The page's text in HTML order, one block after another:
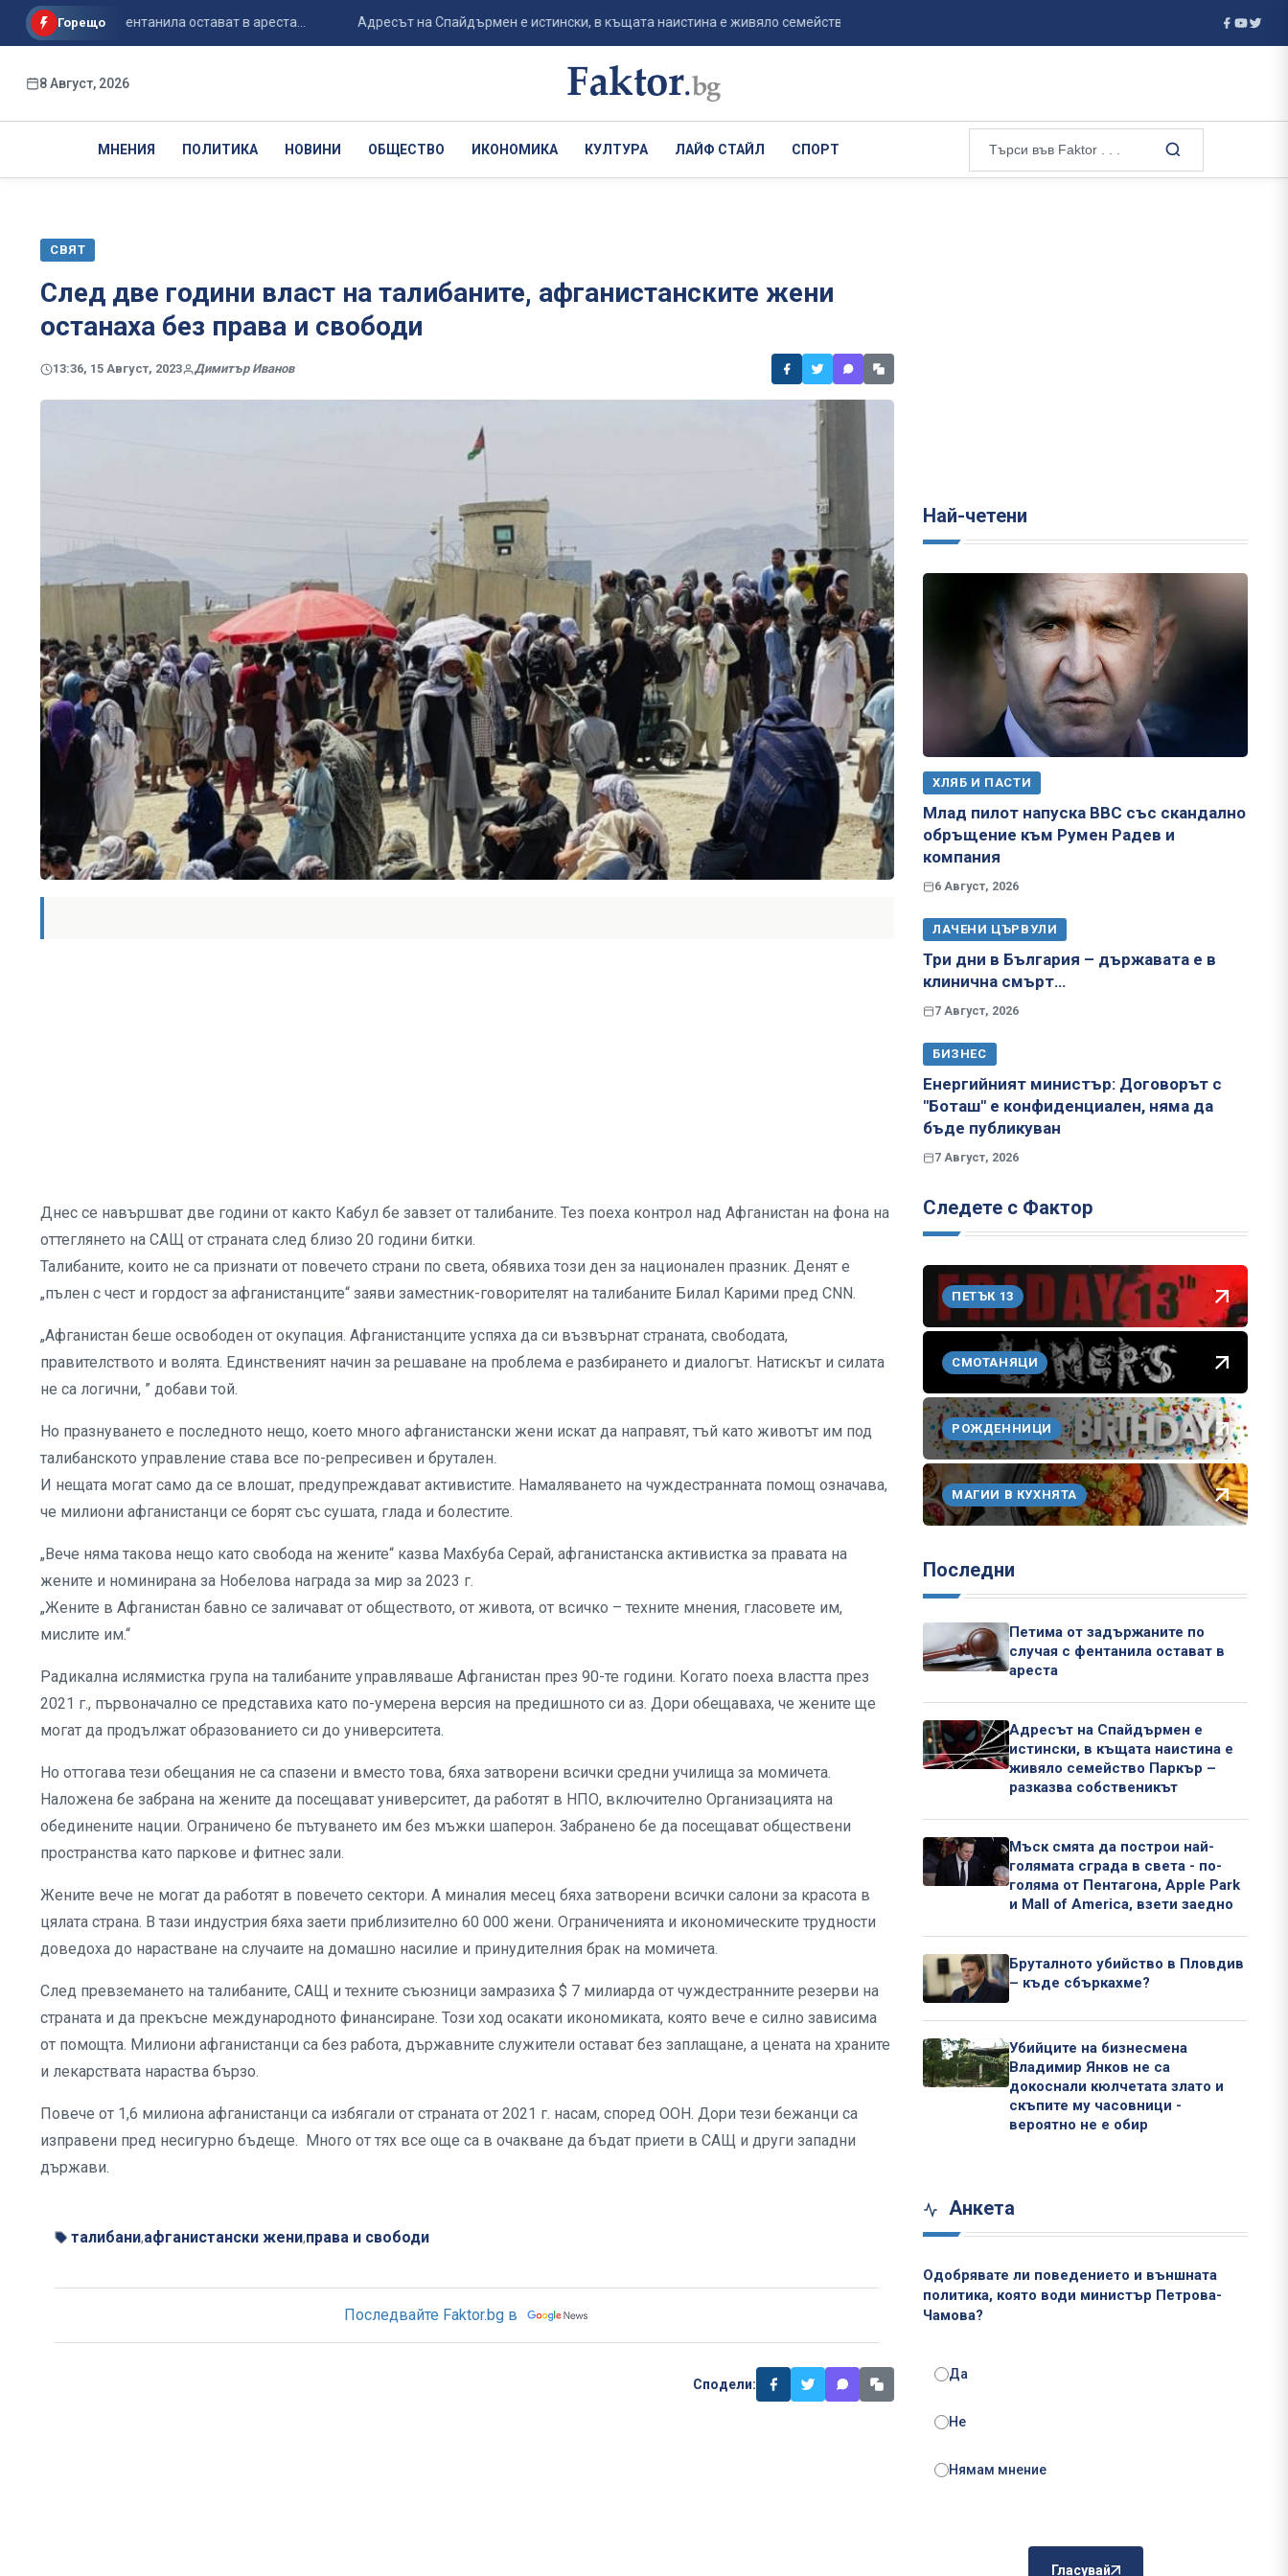
Горещо
случая с фентанила остават в ареста... Адресът на Спайдърмен е истински, в къщата наистина е живяло семейство Паркър – ... Мъск смята да построи най-голямата сграда в света -
8 Август, 2026
МНЕНИЯ ПОЛИТИКА НОВИНИ ОБЩЕСТВО ИКОНОМИКА КУЛТУРА ЛАЙФ СТАЙЛ СПОРТ
СВЯТ
След две години власт на талибаните, афганистанските жени
останаха без права и свободи
13:36, 15 Август, 2023 Димитър Иванов
Днес се навършват две години от както Кабул бе завзет от талибаните. Тез поеха контрол над Афганистан на фона на
оттеглянето на САЩ от страната след близо 20 години битки.
Талибаните, които не са признати от повечето страни по света, обявиха този ден за национален празник. Денят е
„пълен с чест и гордост за афганистанците“ заяви заместник-говорителят на талибаните Билал Карими пред CNN.
„Афганистан беше освободен от окупация. Афганистанците успяха да си възвърнат страната, свободата,
правителството и волята. Единственият начин за решаване на проблема е разбирането и диалогът. Натискът и силата
не са логични, ” добави той.
Но празнуването е последното нещо, което много афганистански жени искат да направят, тъй като животът им под
талибанското управление става все по-репресивен и брутален.
И нещата могат само да се влошат, предупреждават активистите. Намаляването на чуждестранната помощ означава,
че милиони афганистанци се борят със сушата, глада и болестите.
„Вече няма такова нещо като свобода на жените“ казва Махбуба Серай, афганистанска активистка за правата на
жените и номинирана за Нобелова награда за мир за 2023 г.
„Жените в Афганистан бавно се заличават от обществото, от живота, от всичко – техните мнения, гласовете им,
мислите им.“
Радикална ислямистка група на талибаните управляваше Афганистан през 90-те години. Когато поеха властта през
2021 г., първоначално се представиха като по-умерена версия на предишното си аз. Дори обещаваха, че жените ще
могат да продължат образованието си до университета.
Но оттогава тези обещания не са спазени и вместо това, бяха затворени всички средни училища за момичета.
Наложена бе забрана на жените да посещават университет, да работят в НПО, включително Организацията на
обединените нации. Ограничено бе пътуването им без мъжки шаперон. Забранено бе да посещават обществени
пространства като паркове и фитнес зали.
Жените вече не могат да работят в повечето сектори. А миналия месец бяха затворени всички салони за красота в
цялата страна. В тази индустрия бяха заети приблизително 60 000 жени. Ограниченията и икономическите трудности
доведоха до нарастване на случаите на домашно насилие и принудителния брак на момичета.
След превземането на талибаните, САЩ и техните съюзници замразиха $ 7 милиарда от чуждестранните резерви на
страната и да прекъсне международното финансиране. Този ход осакати икономиката, която вече е силно зависима
от помощта. Милиони афганистанци са без работа, държавните служители остават без заплащане, а цената на храните
и лекарствата нараства бързо.
Повече от 1,6 милиона афганистанци са избягали от страната от 2021 г. насам, според ООН. Дори тези бежанци са
изправени пред несигурно бъдеще. Много от тях все още са в очакване да бъдат приети в САЩ и други западни
държави.
талибани,афганистански жени,права и свободи
Последвайте Faktor.bg в
Сподели:
Най-четени
ХЛЯБ И ПАСТИ
Млад пилот напуска ВВС със скандално
обръщение към Румен Радев и
компания
6 Август, 2026
ЛАЧЕНИ ЦЪРВУЛИ
Три дни в България – държавата е в
клинична смърт…
7 Август, 2026
БИЗНЕС
Енергийният министър: Договорът с
"Боташ" е конфиденциален, няма да
бъде публикуван
7 Август, 2026
Следете с Фактор
ПЕТЪК 13
СМОТАНЯЦИ
РОЖДЕННИЦИ
МАГИИ В КУХНЯТА
Последни
Петима от задържаните по
случая с фентанила остават в
ареста
Адресът на Спайдърмен е
истински, в къщата наистина е
живяло семейство Паркър –
разказва собственикът
Мъск смята да построи най-
голямата сграда в света - по-
голяма от Пентагона, Apple Park
и Mall of America, взети заедно
Бруталното убийство в Пловдив
– къде сбъркахме?
Убийците на бизнесмена
Владимир Янков не са
докоснали кюлчетата злато и
скъпите му часовници -
вероятно не е обир
Анкета
Одобрявате ли поведението и външната
политика, която води министър Петрова-
Чамова?
Да
Не
Нямам мнение
Гласувай